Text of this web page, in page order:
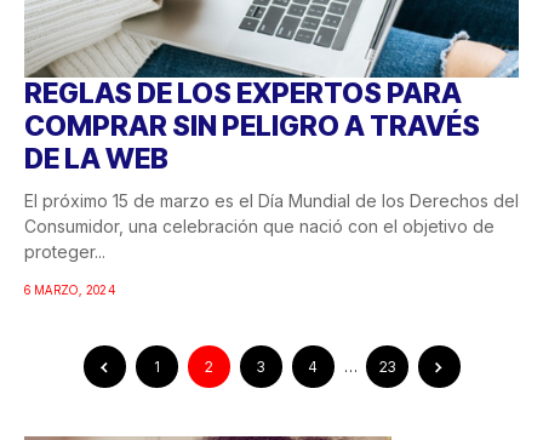
REGLAS DE LOS EXPERTOS PARA
COMPRAR SIN PELIGRO A TRAVÉS
DE LA WEB
El próximo 15 de marzo es el Día Mundial de los Derechos del
Consumidor, una celebración que nació con el objetivo de
proteger...
6 MARZO, 2024
1 2 3 4 … 23